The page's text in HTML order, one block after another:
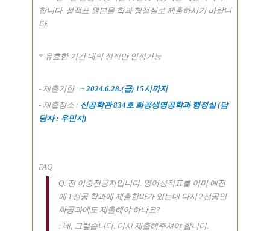
합니다. 성적표 원본을 학과 행정실로 제출하시기 바랍니
다.
* 유효한 기간 내의 성적만 인정가능
- 제출기한 : ~ 2024.6.28.(금) 15시까지
- 제출장소 : 신공학관834 호 화공생명공학과 행정실(담
당자: 우민지)
FAQ
Q. 전 이중전공자입니다. 영어성적표를 이미 예전
에 1 전공 학과에 제출한바가 있는데 다시2 전공인
화공과에도 제출해야 하나요?
: 네, 그렇습니다. 다시 제출해주셔야 합니다.